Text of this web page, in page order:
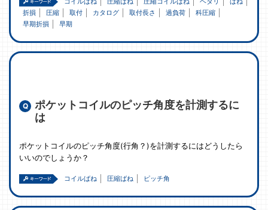
折損
圧縮 取付 カタログ 取付長さ 過負荷
科圧縮
早期折損
早期
ポケットコイルのピッチ角度を計測するに
は
ポケットコイルのピッチ角度(行角？)を計測するにはどうしたら
いいのでしょうか？
コイルばね 圧縮ばね ピッチ角